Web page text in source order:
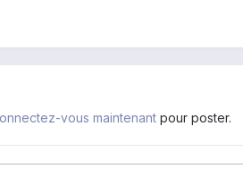
vous maintenant pour poster.